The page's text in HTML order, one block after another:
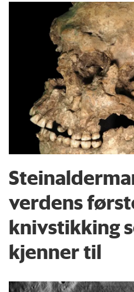
verdens
knivstikking
kjenner til